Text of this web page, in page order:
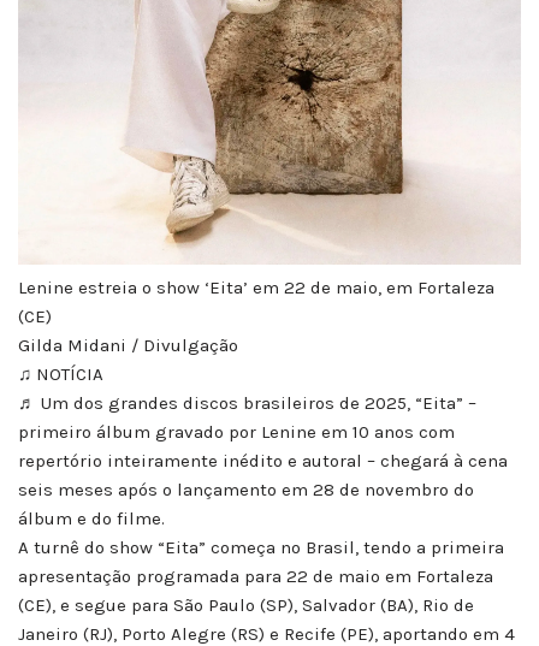
Lenine estreia o show ‘Eita’ em 22 de maio, em Fortaleza
(CE)
Gilda Midani / Divulgação
♫ NOTÍCIA
♬ Um dos grandes discos brasileiros de 2025, “Eita” –
primeiro álbum gravado por Lenine em 10 anos com
repertório inteiramente inédito e autoral – chegará à cena
seis meses após o lançamento em 28 de novembro do
álbum e do filme.
A turnê do show “Eita” começa no Brasil, tendo a primeira
apresentação programada para 22 de maio em Fortaleza
(CE), e segue para São Paulo (SP), Salvador (BA), Rio de
Janeiro (RJ), Porto Alegre (RS) e Recife (PE), aportando em 4